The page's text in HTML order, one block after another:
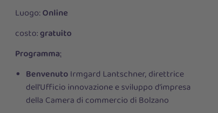
Luogo:Online
costo:gratuito
Programma:
BenvenutoIrmgard Lantschner, direttrice
dell’Ufficio innovazione e sviluppo d’impresa
della Camera di commercio di Bolzano